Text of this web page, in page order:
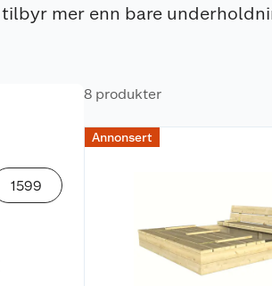
tilbyr mer enn bare
8 produkter
Annonsert